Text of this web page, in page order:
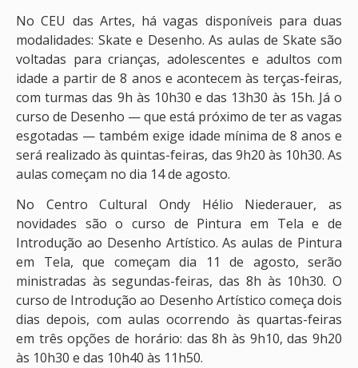
No CEU das Artes, há vagas disponíveis para duas
modalidades: Skate e Desenho. As aulas de Skate são
voltadas para crianças, adolescentes e adultos com
idade a partir de 8 anos e acontecem às terças-feiras,
com turmas das 9h às 10h30 e das 13h30 às 15h. Já o
curso de Desenho — que está próximo de ter as vagas
esgotadas — também exige idade mínima de 8 anos e
será realizado às quintas-feiras, das 9h20 às 10h30. As
aulas começam no dia 14 de agosto.
No Centro Cultural Ondy Hélio Niederauer, as
novidades são o curso de Pintura em Tela e de
Introdução ao Desenho Artístico. As aulas de Pintura
em Tela, que começam dia 11 de agosto, serão
ministradas às segundas-feiras, das 8h às 10h30. O
curso de Introdução ao Desenho Artístico começa dois
dias depois, com aulas ocorrendo às quartas-feiras
em três opções de horário: das 8h às 9h10, das 9h20
às 10h30 e das 10h40 às 11h50.